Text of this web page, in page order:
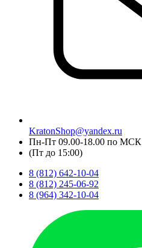
KratonShop@yandex.ru
Пн-Пт 09.00-18.00 по МСК
(Пт до 15:00)
8 (812) 642-10-04
8 (812) 245-06-92
8 (964) 342-10-04